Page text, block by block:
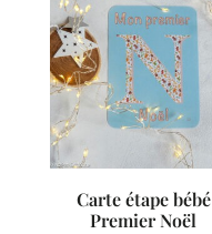
Carte étape bébé
Premier Noël